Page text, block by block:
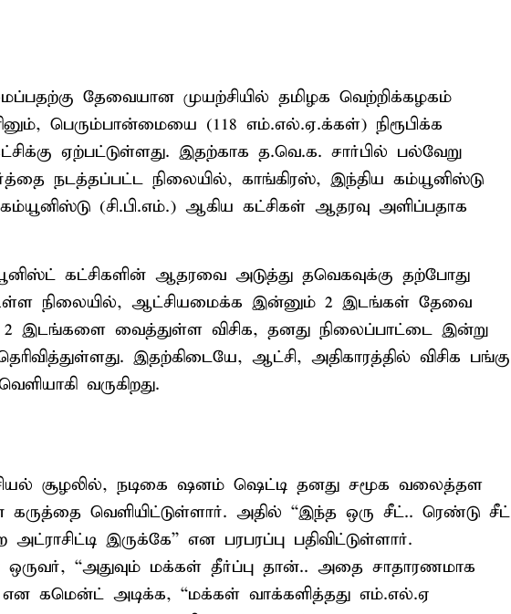
தேவையான முயற்சியில் தமிழக வெற்றிக்கழகம்
பெரும்பான்மையை (118 எம்.எல்.ஏ.க்கள்) நிரூபிக்க
ஏற்பட்டுள்ளது. இதற்காக த.வெ.க. சார்பில் பல்வேறு
நடத்தப்பட்ட நிலையில், காங்கிரஸ், இந்திய கம்யூனிஸ்டு
கம்யூனிஸ்டு (சி.பி.எம்.) ஆகிய கட்சிகள் ஆதரவு அளிப்பதாக
கட்சிகளின் ஆதரவை அடுத்து தவெகவுக்கு தற்போது
நிலையில், ஆட்சியமைக்க இன்னும் 2 இடங்கள் தேவை
இடங்களை வைத்துள்ள விசிக, தனது நிலைப்பாட்டை இன்று
இதற்கிடையே, ஆட்சி, அதிகாரத்தில் விசிக பங்கு
வருகிறது.
சூழலில், நடிகை ஷனம் ஷெட்டி தனது சமூக வலைத்தள
கருத்தை வெளியிட்டுள்ளார். அதில் ``இந்த ஒரு சீட்.. ரெண்டு சீட்
இருக்கே’’ என பரபரப்பு பதிவிட்டுள்ளார்.
ஒருவர், ``அதுவும் மக்கள் தீர்ப்பு தான்.. அதை சாதாரணமாக
என கமென்ட் அடிக்க, ``மக்கள் வாக்களித்தது எம்.எல்.ஏ